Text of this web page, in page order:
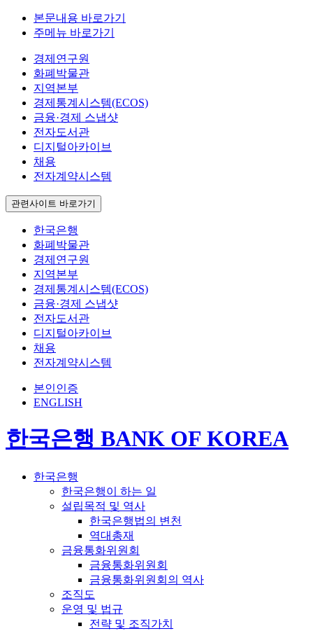
본문내용 바로가기
주메뉴 바로가기
경제연구원
화폐박물관
지역본부
경제통계시스템(ECOS)
금융·경제 스냅샷
전자도서관
디지털아카이브
채용
전자계약시스템
관련사이트 바로가기
한국은행
화폐박물관
경제연구원
지역본부
경제통계시스템(ECOS)
금융·경제 스냅샷
전자도서관
디지털아카이브
채용
전자계약시스템
본인인증
ENGLISH
한국은행 BANK OF KOREA
한국은행
한국은행이 하는 일
설립목적 및 역사
한국은행법의 변천
역대총재
금융통화위원회
금융통화위원회
금융통화위원회의 역사
조직도
운영 및 법규
전략 및 조직가치